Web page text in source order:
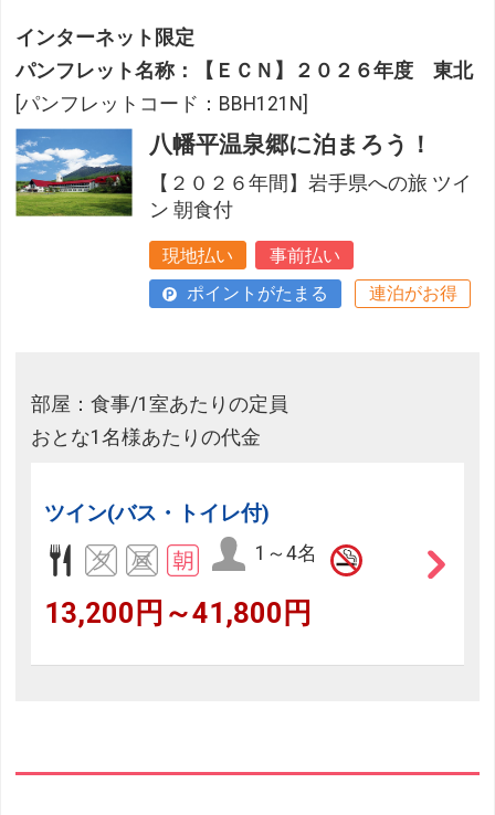
インターネット限定
パンフレット名称：【ＥＣＮ】２０２６年度 東北
[パンフレットコード：BBH121N]
八幡平温泉郷に泊まろう！
【２０２６年間】岩手県への旅 ツイ
ン 朝食付
現地払い
事前払い
ポイントがたまる
連泊がお得
部屋：食事/1室あたりの定員
おとな1名様あたりの代金
ツイン(バス・トイレ付)
1～4名
13,200円～41,800円